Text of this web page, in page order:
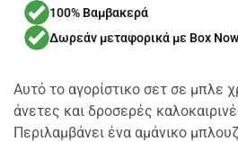
100% Βαμβακερά
Δωρεάν μεταφορικά με Box Now
Αυτό το αγορίστικο σετ σε μπλε
άνετες και δροσερές
Περιλαμβάνει ένα αμάνικο